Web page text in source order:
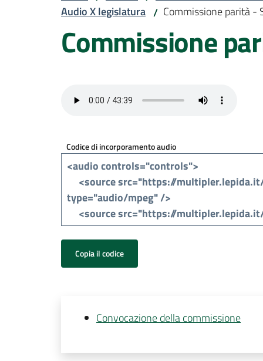
Audio X legislatura / Commissione parità
Commissione
Codice di incorporamento audio
Copia il codice
Convocazione della commissione